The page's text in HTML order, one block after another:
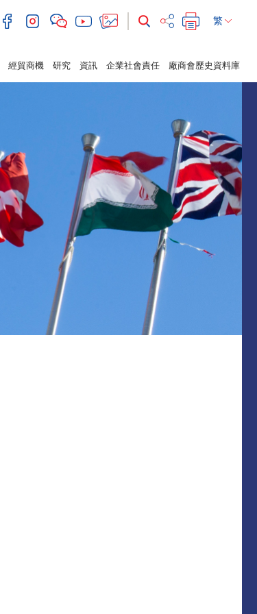
繁
經貿商機 研究 資訊 企業社會責任 廠商會歷史資料庫